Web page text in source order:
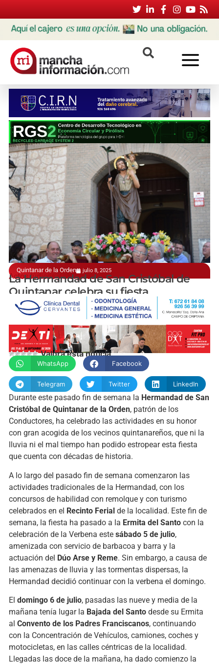
Quintanar de la Orden julio 8, 2025
Actos lúdicos y litúrgicos
La Hermandad de San Cristóbal de
Quintanar celebra su fiesta
manchainformacion.com
Valora esta noticia
WhatsApp Facebook
Telegram Twitter LinkedIn
Durante este pasado fin de semana la Hermandad de San
Cristóbal de Quintanar de la Orden, patrón de los
Conductores, ha celebrado las actividades en su honor
con gran acogida de los vecinos quintanareños, que ni la
lluvia ni el mal tiempo han podido estropear esta fiesta
que cuenta con décadas de historia.
A lo largo del pasado fin de semana comenzaron las
actividades tradicionales de la Hermandad, con los
concursos de habilidad con remolque y con turismo
celebrados en el Recinto Ferialde la localidad. Este fin de
semana, la fiesta ha pasado a la Ermita del Santocon la
celebración de la Verbena este sábado 5 de julio,
amenizada con servicio de barbacoa y barra y la
actuación del Dúo Arse y Reme. Sin embargo, a causa de
las amenazas de lluvia y las tormentas dispersas, la
Hermandad decidió continuar con la verbena el domingo.
El domingo 6 de julio, pasadas las nueve y media de la
mañana tenía lugar la Bajada del Santodesde su Ermita
al Convento de los Padres Franciscanos, continuando
con la Concentración de Vehículos, camiones, coches y
motocicletas, en las calles céntricas de la localidad.
Llegadas las doce de la mañana, ha dado comienzo la